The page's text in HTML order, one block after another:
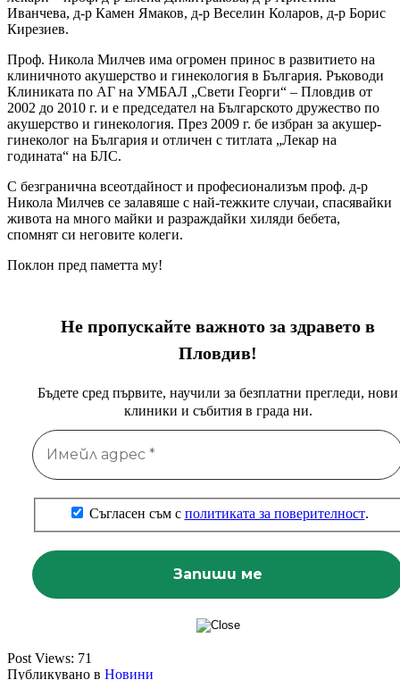
Иванчева, д-р Камен Ямаков, д-р Веселин Коларов, д-р Борис
Кирезиев.
Проф. Никола Милчев има огромен принос в развитието на
клиничното акушерство и гинекология в България. Ръководи
Клиниката по АГ на УМБАЛ „Свети Георги“ – Пловдив от
2002 до 2010 г. и е председател на Българското дружество по
акушерство и гинекология. През 2009 г. бе избран за акушер-
гинеколог на България и отличен с титлата „Лекар на
годината“ на БЛС.
С безгранична всеотдайност и професионализъм проф. д-р
Никола Милчев се залавяше с най-тежките случаи, спасявайки
живота на много майки и разраждайки хиляди бебета,
спомнят си неговите колеги.
Поклон пред паметта му!
Не пропускайте важното за здравето в
Пловдив!
Бъдете сред първите, научили за безплатни прегледи, нови
клиники и събития в града ни.
Съгласен съм с политиката за поверителност.
Post Views: 71
Публикувано в Новини